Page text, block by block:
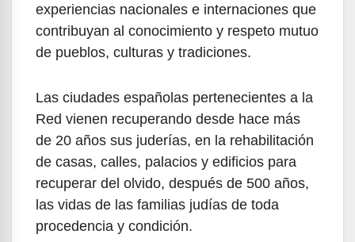
experiencias nacionales e internaciones que
contribuyan al conocimiento y respeto mutuo
de pueblos, culturas y tradiciones.
Las ciudades españolas pertenecientes a la
Red vienen recuperando desde hace más
de 20 años sus juderías, en la rehabilitación
de casas, calles, palacios y edificios para
recuperar del olvido, después de 500 años,
las vidas de las familias judías de toda
procedencia y condición.